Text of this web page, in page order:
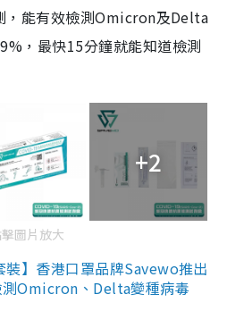
，能有效檢測Omicron及Delta
，最快15分鐘就能知道檢測
+2
圖片放大
】香港口罩品牌Savewo推出
Omicron、Delta變種病毒